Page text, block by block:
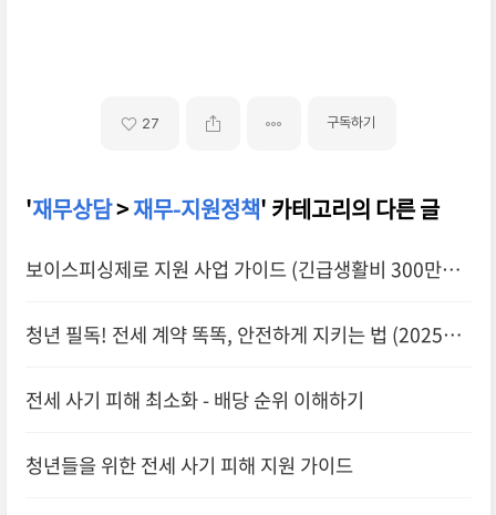
27 구독하기
'재무상담>재무-지원정책' 카테고리의 다른 글
보이스피싱제로 지원 사업 가이드 (긴급생활비 300만원
청년 필독! 전세 계약 똑똑, 안전하게 지키는 법 (2025년
전세 사기 피해 최소화 - 배당 순위 이해하기
청년들을 위한 전세 사기 피해 지원 가이드